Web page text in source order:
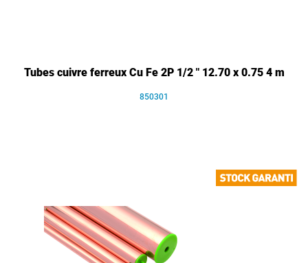
Tubes cuivre ferreux Cu Fe 2P 1/2 " 12.70 x 0.75 4 m
850301